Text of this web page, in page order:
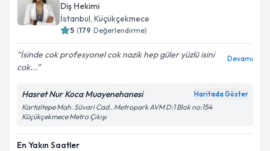
Diş Hekimi
İstanbul, Küçükçekmece
5 (179 Değerlendirme)
İsinde cok profesyonel cok nazik hep güler yüzlü isini
cok...
Devamı
Hasret Nur Koca Muayenehanesi Haritada Göster
Kartaltepe Mah. Süvari Cad.. Metropark AVM D:1 Blok no:154
Küçükçekmece Metro Çıkışı
En Yakın Saatler